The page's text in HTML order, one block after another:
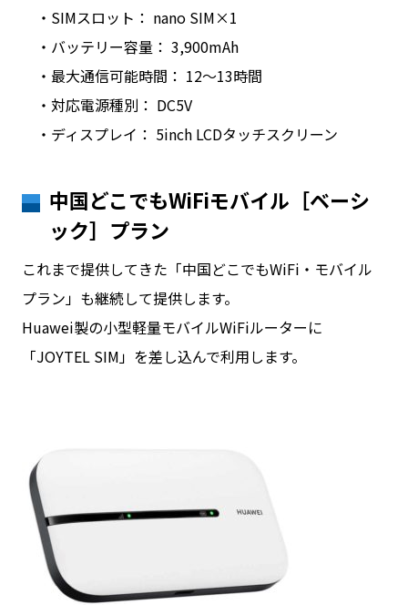
・SIMスロット： nano SIM×1
・バッテリー容量： 3,900mAh
・最大通信可能時間： 12〜13時間
・対応電源種別： DC5V
・ディスプレイ： 5inch LCDタッチスクリーン
中国どこでもWiFiモバイル［ベーシ
ック］プラン
これまで提供してきた「中国どこでもWiFi・モバイル
プラン」も継続して提供します。
Huawei製の小型軽量モバイルWiFiルーターに
「JOYTEL SIM」を差し込んで利用します。